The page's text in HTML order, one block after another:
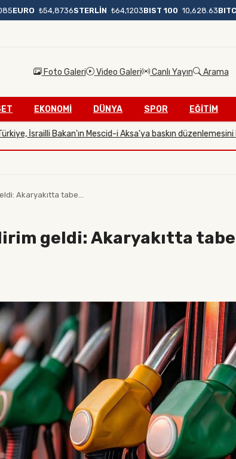
EURO ₺54,8736STERLİN ₺64,1203BIST 100 10,628.63
Foto Galeri Video Galeri Canlı Yayın Arama
EKONOMİ DÜNYA SPOR EĞİTİM
Bakan'ın Mescid-i Aksa'ya baskın düzenlemesini kınadı
Akaryakıtta tabe...
geldi: Akaryakıtta